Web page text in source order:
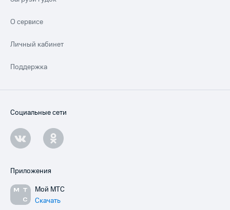
О сервисе
Личный кабинет
Поддержка
Социальные сети
Приложения
Мой МТС
Скачать